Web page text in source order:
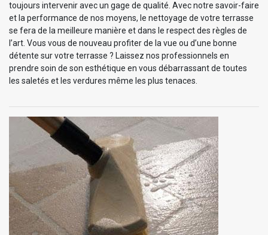
toujours intervenir avec un gage de qualité. Avec notre savoir-faire
et la performance de nos moyens, le nettoyage de votre terrasse
se fera de la meilleure manière et dans le respect des règles de
l’art. Vous vous de nouveau profiter de la vue ou d’une bonne
détente sur votre terrasse ? Laissez nos professionnels en
prendre soin de son esthétique en vous débarrassant de toutes
les saletés et les verdures même les plus tenaces.